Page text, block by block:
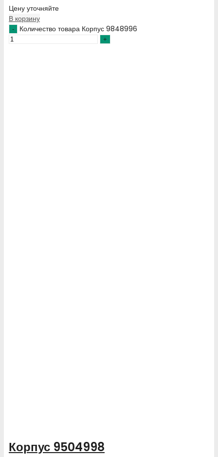
Цену уточняйте
В корзину
Количество товара Корпус 9848996
Корпус 9504998